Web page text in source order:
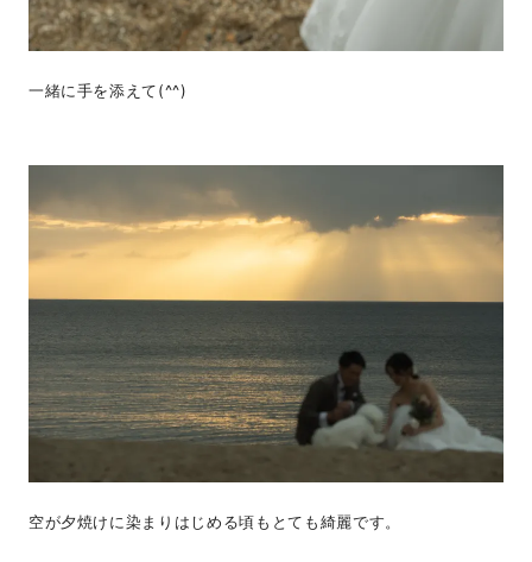
一緒に手を添えて(^^)
空が夕焼けに染まりはじめる頃もとても綺麗です。